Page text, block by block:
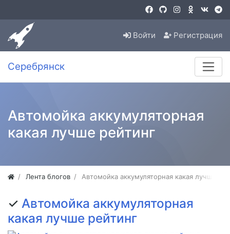
Войти Регистрация
Серебрянск
Автомойка аккумуляторная
какая лучше рейтинг
Лента блогов Автомойка аккумуляторная какая лучше
✓ Автомойка аккумуляторная
какая лучше рейтинг